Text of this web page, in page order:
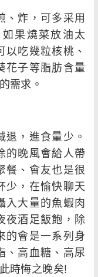
炸，可多采用
果燒菜放油太
吃幾粒核桃、
花子等脂肪含量
需求。
，進食量少。
的晚風會給人帶
餐、會友也是很
少，在愉快聊天
入大量的魚蝦肉
夜酒足飯飽，除
的會是一系列身
、高血糖、高尿
時悔之晚矣!